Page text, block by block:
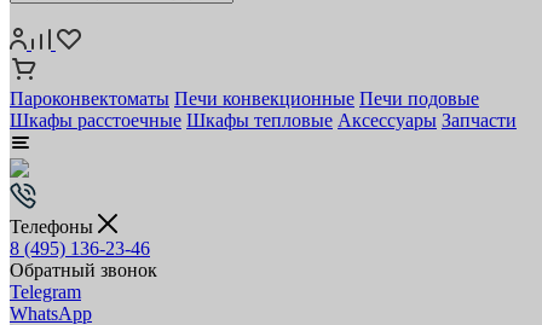
Пароконвектоматы Печи конвекционные Печи подовые
Шкафы расстоечные Шкафы тепловые Аксессуары Запчасти
Телефоны
8 (495) 136-23-46
Обратный звонок
Telegram
WhatsApp